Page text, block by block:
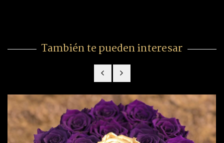
También te pueden interesar